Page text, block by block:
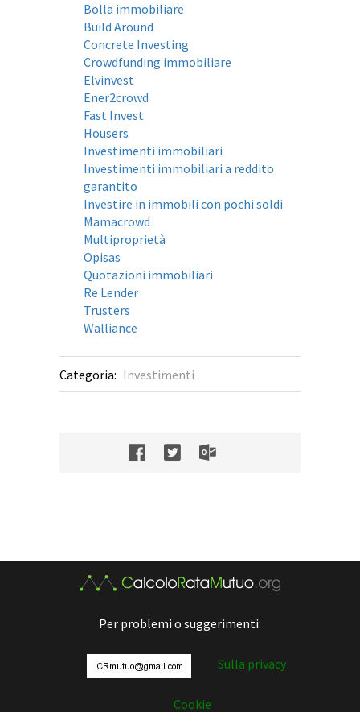
Bolla immobiliare
Build Around
Concrete Investing
Crowdfunding immobiliare
Elvinvest
Ener2crowd
Fast Invest
Housers
Investimenti immobiliari
Investimenti immobiliari a reddito
garantito
Investire in immobili con pochi soldi
Mamacrowd
Multiproprietà
Opisas
Quotazioni immobiliari
Re Lender
Trusters
Walliance
Categoria: Investimenti
Per problemi o suggerimenti:
Sulla privacy
Cookie